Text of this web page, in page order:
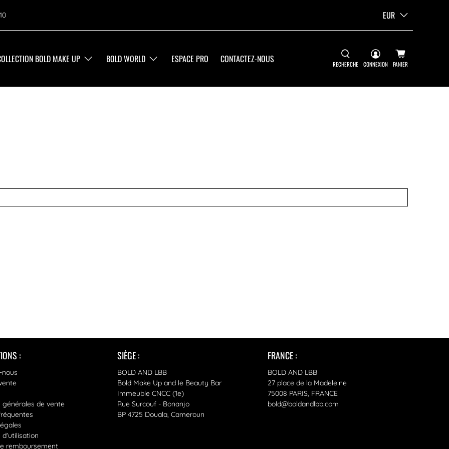
EUR
BOLD MAKE UP BOLD WORLD ESPACE PRO CONTACTEZ-NOUS RECHERCHE CONNEXION PANIER
:
générales de vente
d'utilisation
remboursement
SIÈGE :
BOLD AND LBB
Bold Make Up and le Beauty Bar
Immeuble CNCC (1e)
Rue Surcouf - Bonanjo
BP 4725 Douala, Cameroun
FRANCE :
BOLD AND LBB
27 place de la Madeleine
75008 PARIS, FRANCE
bold@boldandlbb.com